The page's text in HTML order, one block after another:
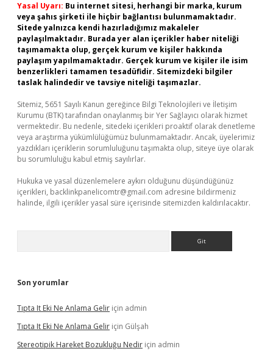
Yasal Uyarı: Bu internet sitesi, herhangi bir marka, kurum
veya şahıs şirketi ile hiçbir bağlantısı bulunmamaktadır.
Sitede yalnızca kendi hazırladığımız makaleler
paylaşılmaktadır. Burada yer alan içerikler haber niteliği
taşımamakta olup, gerçek kurum ve kişiler hakkında
paylaşım yapılmamaktadır. Gerçek kurum ve kişiler ile isim
benzerlikleri tamamen tesadüfidir. Sitemizdeki bilgiler
taslak halindedir ve tavsiye niteliği taşımazlar.
Sitemiz, 5651 Sayılı Kanun gereğince Bilgi Teknolojileri ve İletişim
Kurumu (BTK) tarafından onaylanmış bir Yer Sağlayıcı olarak hizmet
vermektedir. Bu nedenle, sitedeki içerikleri proaktif olarak denetleme
veya araştırma yükümlülüğümüz bulunmamaktadır. Ancak, üyelerimiz
yazdıkları içeriklerin sorumluluğunu taşımakta olup, siteye üye olarak
bu sorumluluğu kabul etmiş sayılırlar.
Hukuka ve yasal düzenlemelere aykırı olduğunu düşündüğünüz
içerikleri, backlinkpanelicomtr@gmail.com adresine bildirmeniz
halinde, ilgili içerikler yasal süre içerisinde sitemizden kaldırılacaktır.
Son yorumlar
Tıpta It Eki Ne Anlama Gelir için admin
Tıpta It Eki Ne Anlama Gelir için Gülşah
Stereotipik Hareket Bozukluğu Nedir için admin